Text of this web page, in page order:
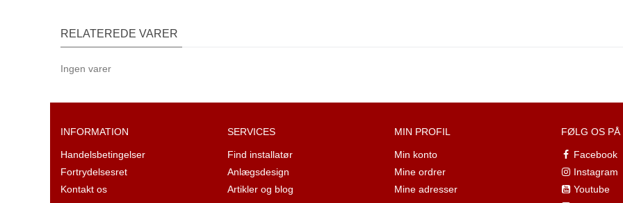
RELATEREDE VARER
Ingen varer
INFORMATION
Handelsbetingelser
Fortrydelsesret
Kontakt os
SERVICES
Find installatør
Anlægsdesign
Artikler og blog
MIN PROFIL
Min konto
Mine ordrer
Mine adresser
FØLG OS PÅ
Facebook
Instagram
Youtube